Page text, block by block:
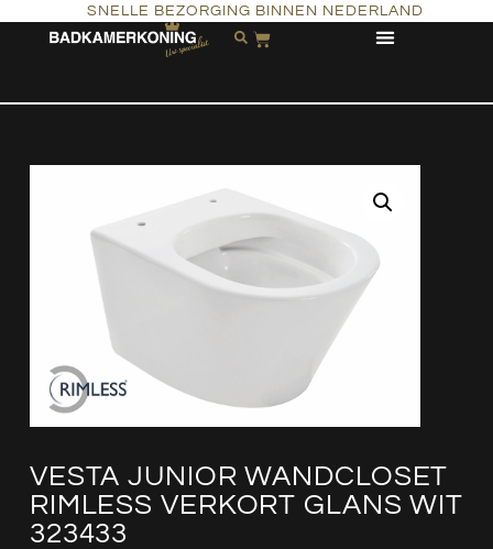
SNELLE BEZORGING BINNEN NEDERLAND
VESTA JUNIOR WANDCLOSET
RIMLESS VERKORT GLANS WIT
323433